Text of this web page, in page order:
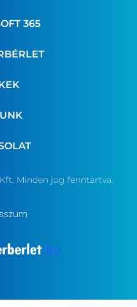
365
Minden jog fenntartva.